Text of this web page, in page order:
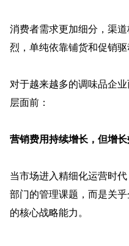
消费者需求更加细分，渠
烈，单纯依靠铺货和促销驱
对于越来越多的调味品企
层面前：
营销费用持续增长，但增长
当市场进入精细化运营时
部门的管理课题，而是关
的核心战略能力。